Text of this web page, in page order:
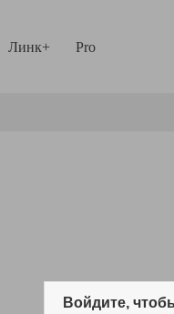
Линк+ Pro
Войдите,